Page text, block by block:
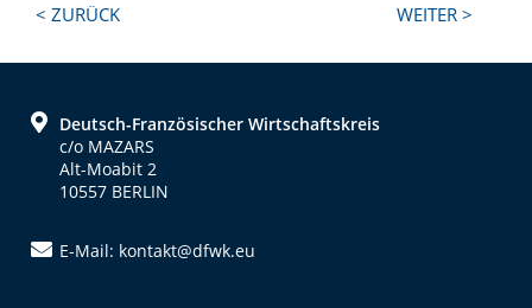
Next
< ZURÜCK WEITER >
FooterDeutsch-Französischer Wirtschaftskreis
c/o MAZARS
Alt-Moabit 2
10557 BERLIN
E-Mail: kontakt@dfwk.eu